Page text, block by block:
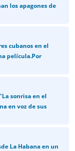
los apagones de
cubanos en el
película.Por
sonrisa en el
en voz de sus
La Habana en un